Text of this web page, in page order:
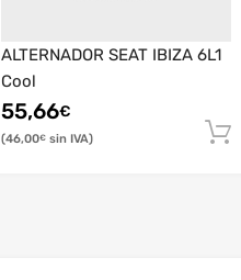
ALTERNADOR SEAT IBIZA 6L1
Cool
55,66€
46,00€